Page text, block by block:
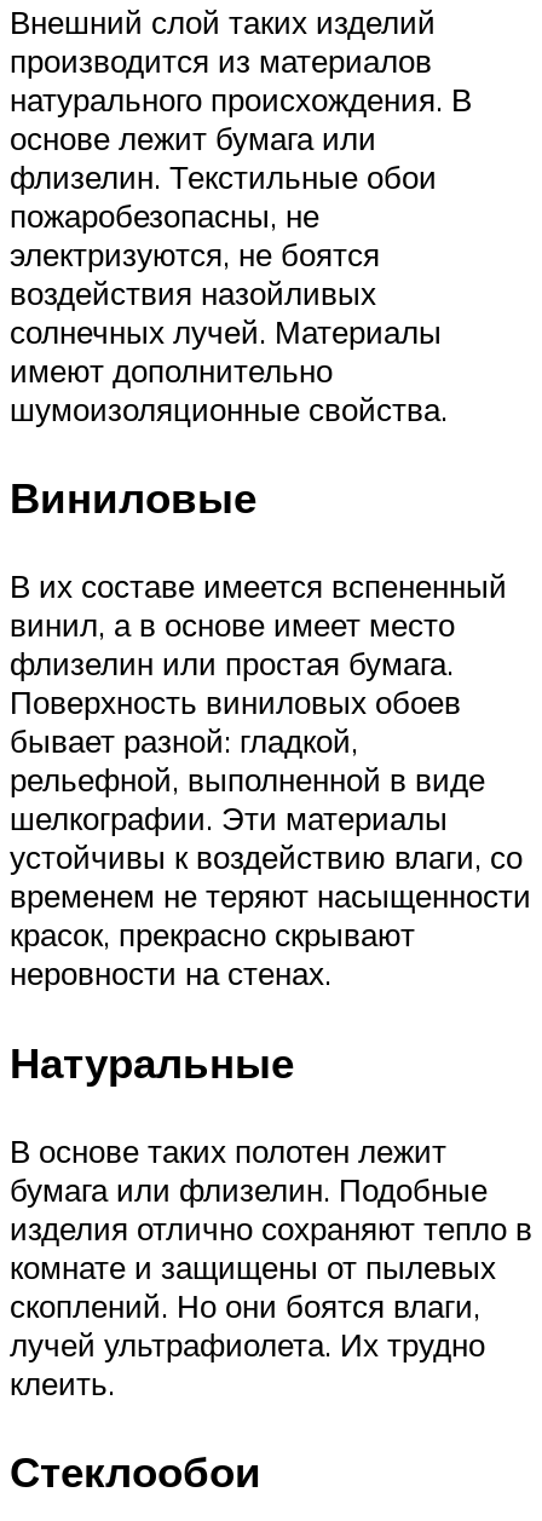
Внешний слой таких изделий
производится из материалов
натурального происхождения. В
основе лежит бумага или
флизелин. Текстильные обои
пожаробезопасны, не
электризуются, не боятся
воздействия назойливых
солнечных лучей. Материалы
имеют дополнительно
шумоизоляционные свойства.
Виниловые
В их составе имеется вспененный
винил, а в основе имеет место
флизелин или простая бумага.
Поверхность виниловых обоев
бывает разной: гладкой,
рельефной, выполненной в виде
шелкографии. Эти материалы
устойчивы к воздействию влаги, со
временем не теряют насыщенности
красок, прекрасно скрывают
неровности на стенах.
Натуральные
В основе таких полотен лежит
бумага или флизелин. Подобные
изделия отлично сохраняют тепло в
комнате и защищены от пылевых
скоплений. Но они боятся влаги,
лучей ультрафиолета. Их трудно
клеить.
Стеклообои